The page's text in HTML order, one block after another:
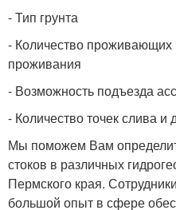
- Тип грунта
- Количество проживающих
проживания
- Возможность подъезда
- Количество точек слива и
Мы поможем Вам
стоков в различных
Пермского края.
большой опыт в сфере